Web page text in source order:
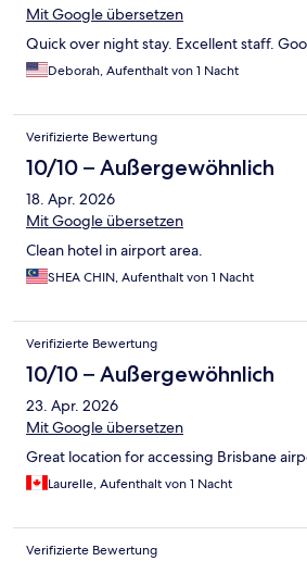
Mit Google übersetzen
Quick over night stay. Excellent staff.
Deborah, Aufenthalt von 1 Nacht
Verifizierte Bewertung
10/10 – Außergewöhnlich
18. Apr. 2026
Mit Google übersetzen
Clean hotel in airport area.
SHEA CHIN, Aufenthalt von 1 Nacht
Verifizierte Bewertung
10/10 – Außergewöhnlich
23. Apr. 2026
Mit Google übersetzen
Great location for accessing Brisbane
Laurelle, Aufenthalt von 1 Nacht
Verifizierte Bewertung